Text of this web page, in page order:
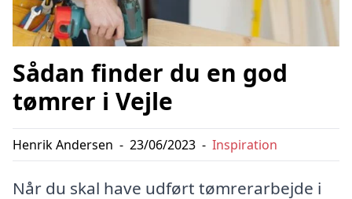
Sådan finder du en god
tømrer i Vejle
Henrik Andersen - 23/06/2023 - Inspiration
Når du skal have udført tømrerarbejde i